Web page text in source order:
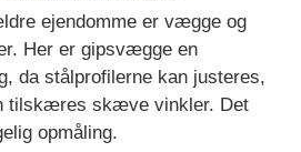
ejendomme er vægge og
Her er gipsvægge en
da stålprofilerne kan justeres,
tilskæres skæve vinkler. Det
opmåling.